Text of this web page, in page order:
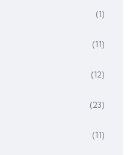
(1)
(11)
(12)
(23)
(11)